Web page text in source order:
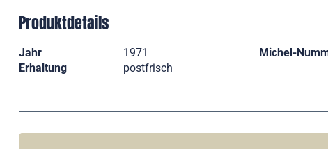
Produktdetails
Jahr 1971 Michel-
Erhaltung
postfrisch